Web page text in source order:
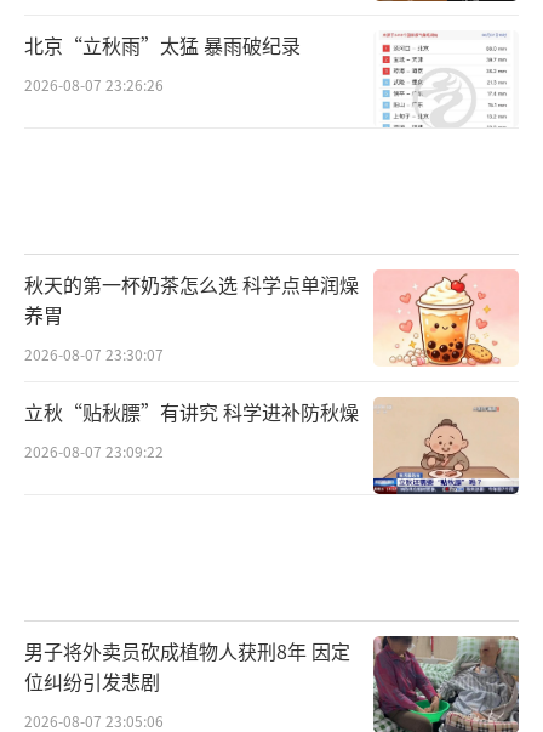
北京“立秋雨”太猛 暴雨破纪录
2026-08-07 23:26:26
秋天的第一杯奶茶怎么选 科学点单润燥
养胃
2026-08-07 23:30:07
立秋“贴秋膘”有讲究 科学进补防秋燥
2026-08-07 23:09:22
男子将外卖员砍成植物人获刑8年 因定
位纠纷引发悲剧
2026-08-07 23:05:06